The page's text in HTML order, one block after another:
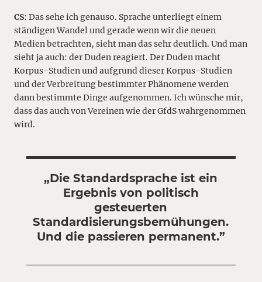
CS: Das sehe ich genauso. Sprache unterliegt einem
ständigen Wandel und gerade wenn wir die neuen
Medien betrachten, sieht man das sehr deutlich. Und man
sieht ja auch: der Duden reagiert. Der Duden macht
Korpus-Studien und aufgrund dieser Korpus-Studien
und der Verbreitung bestimmter Phänomene werden
dann bestimmte Dinge aufgenommen. Ich wünsche mir,
dass das auch von Vereinen wie der GfdS wahrgenommen
wird.
„Die Standardsprache ist ein
Ergebnis von politisch
gesteuerten
Standardisierungsbemühungen.
Und die passieren permanent.”